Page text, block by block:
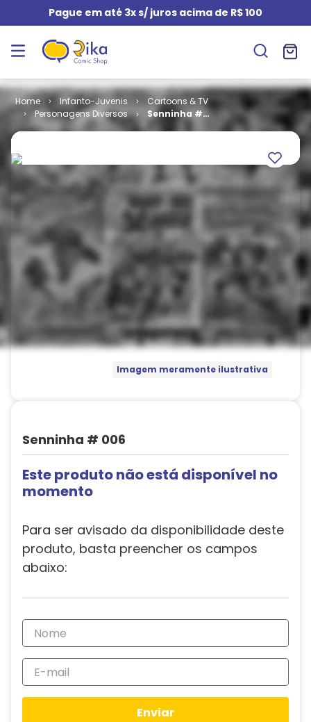
Pague em até 3x s/ juros acima de R$ 100
Infanto-Juvenis
Cartoons & TV
Personagens Diversos
Senninha #
Imagem meramente ilustrativa
Senninha # 006
Este produto não está disponível no
momento
Para ser avisado da disponibilidade deste
produto, basta preencher os campos
abaixo:
Enviar